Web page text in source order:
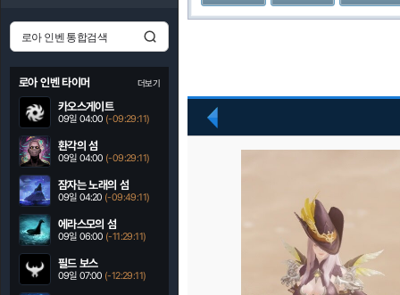
로아 인벤 타이머 더보기
카오스게이트
09일 04:00 (-09:29:10)
환각의 섬
09일 04:00 (-09:29:10)
잠자는 노래의 섬
09일 04:20 (-09:49:10)
에라스모의 섬
09일 06:00 (-11:29:10)
필드 보스
09일 07:00 (-12:29:10)
이
전